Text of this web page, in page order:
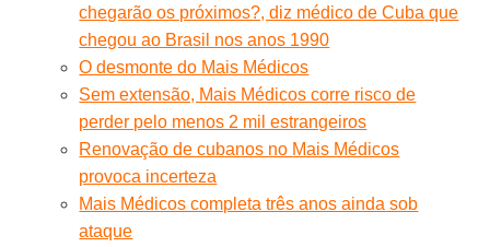
chegarão os próximos?, diz médico de Cuba que
chegou ao Brasil nos anos 1990
O desmonte do Mais Médicos
Sem extensão, Mais Médicos corre risco de
perder pelo menos 2 mil estrangeiros
Renovação de cubanos no Mais Médicos
provoca incerteza
Mais Médicos completa três anos ainda sob
ataque